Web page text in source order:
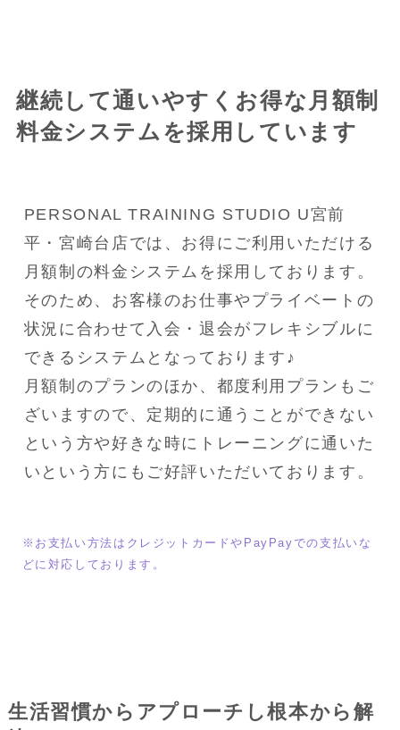
継続して通いやすくお得な月額制
料金システムを採用しています
PERSONAL TRAINING STUDIO U宮前
平・宮崎台店では、お得にご利用いただける
月額制の料金システムを採用しております。
そのため、お客様のお仕事やプライベートの
状況に合わせて入会・退会がフレキシブルに
できるシステムとなっております♪
月額制のプランのほか、都度利用プランもご
ざいますので、定期的に通うことができない
という方や好きな時にトレーニングに通いた
いという方にもご好評いただいております。
※お支払い方法はクレジットカードやPayPayでの支払いな
どに対応しております。
生活習慣からアプローチし根本から解